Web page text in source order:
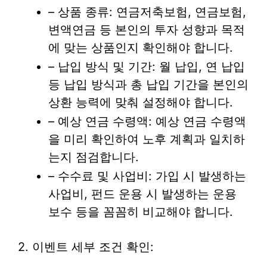
– 상품 종류: 연금저축보험, 연금보험,
변액연금 등 본인의 투자 성향과 목적
에 맞는 상품인지 확인해야 합니다.
– 납입 방식 및 기간: 월 납입, 연 납입
등 납입 방식과 총 납입 기간을 본인의
상환 능력에 맞춰 설정해야 합니다.
– 예상 연금 수령액: 예상 연금 수령액
을 미리 확인하여 노후 계획과 일치하
는지 점검합니다.
– 수수료 및 사업비: 가입 시 발생하는
사업비, 펀드 운용 시 발생하는 운용
보수 등을 꼼꼼히 비교해야 합니다.
2. 이벤트 세부 조건 확인: